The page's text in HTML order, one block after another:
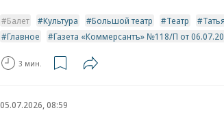
Балет Культура Большой театр Театр
Главное
Газета «Коммерсантъ» №118/П от
3 мин.
05.07.2026, 08:59